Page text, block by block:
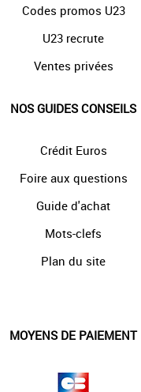
Codes promos U23
U23 recrute
Ventes privées
NOS GUIDES CONSEILS
Crédit Euros
Foire aux questions
Guide d'achat
Mots-clefs
Plan du site
MOYENS DE PAIEMENT